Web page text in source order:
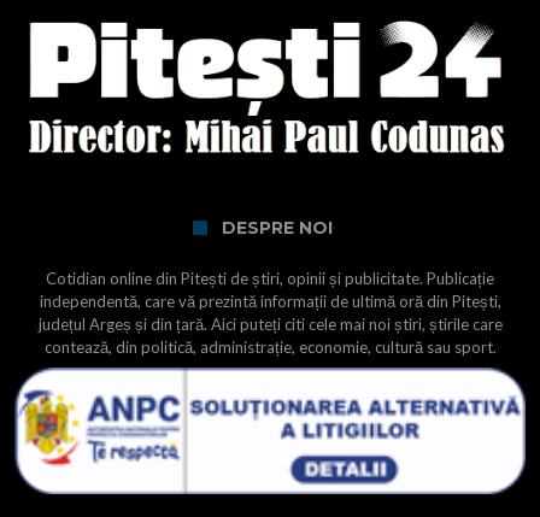
DESPRE NOI
Cotidian online din Pitești de știri, opinii și publicitate. Publicație
independentă, care vă prezintă informații de ultimă oră din Pitești,
județul Argeș și din țară. Aici puteți citi cele mai noi știri, știrile care
contează, din politică, administrație, economie, cultură sau sport.